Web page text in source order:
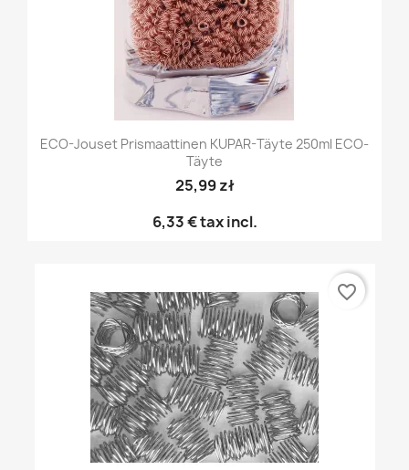
ECO-Jouset Prismaattinen KUPAR-Täyte 250ml ECO-
Täyte
25,99 zł
6,33 €tax incl.
favorite_border